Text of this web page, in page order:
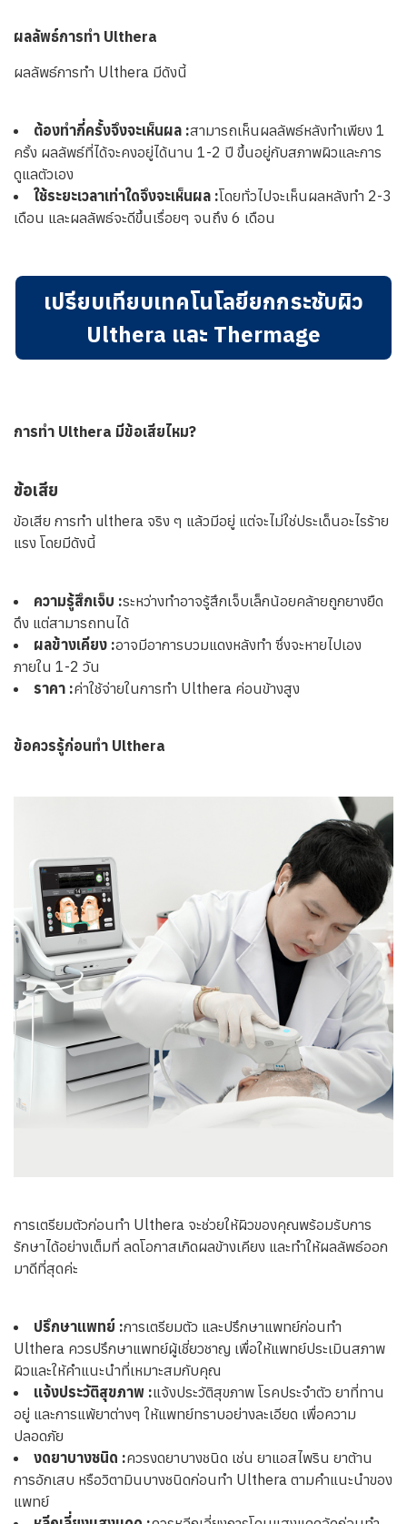
ผลลัพธ์การทำ Ulthera
ผลลัพธ์การทำ Ulthera มีดังนี้
ต้องทำกี่ครั้งจึงจะเห็นผล :สามารถเห็นผลลัพธ์หลังทำเพียง 1
ครั้ง ผลลัพธ์ที่ได้จะคงอยู่ได้นาน 1-2 ปี ขึ้นอยู่กับสภาพผิวและการ
ดูแลตัวเอง
ใช้ระยะเวลาเท่าใดจึงจะเห็นผล :โดยทั่วไปจะเห็นผลหลังทำ 2-3
เดือน และผลลัพธ์จะดีขึ้นเรื่อยๆ จนถึง 6 เดือน
เปรียบเทียบเทคโนโลยียกกระชับผิว
Ulthera และ Thermage
การทำ Ulthera มีข้อเสียไหม?
ข้อเสีย
ข้อเสีย การทำ ulthera จริง ๆ แล้วมีอยู่ แต่จะไม่ใช่ประเด็นอะไรร้าย
แรง โดยมีดังนี้
ความรู้สึกเจ็บ :ระหว่างทำอาจรู้สึกเจ็บเล็กน้อยคล้ายถูกยางยืด
ดึง แต่สามารถทนได้
ผลข้างเคียง :อาจมีอาการบวมแดงหลังทำ ซึ่งจะหายไปเอง
ภายใน 1-2 วัน
ราคา :ค่าใช้จ่ายในการทำ Ulthera ค่อนข้างสูง
ข้อควรรู้ก่อนทำ Ulthera
การเตรียมตัวก่อนทำ Ulthera จะช่วยให้ผิวของคุณพร้อมรับการ
รักษาได้อย่างเต็มที่ ลดโอกาสเกิดผลข้างเคียง และทำให้ผลลัพธ์ออก
มาดีที่สุดค่ะ
ปรึกษาแพทย์ :การเตรียมตัว และปรึกษาแพทย์ก่อนทำ
Ulthera ควรปรึกษาแพทย์ผู้เชี่ยวชาญ เพื่อให้แพทย์ประเมินสภาพ
ผิวและให้คำแนะนำที่เหมาะสมกับคุณ
แจ้งประวัติสุขภาพ :แจ้งประวัติสุขภาพ โรคประจำตัว ยาที่ทาน
อยู่ และการแพ้ยาต่างๆ ให้แพทย์ทราบอย่างละเอียด เพื่อความ
ปลอดภัย
งดยาบางชนิด :ควรงดยาบางชนิด เช่น ยาแอสไพริน ยาต้าน
การอักเสบ หรือวิตามินบางชนิดก่อนทำ Ulthera ตามคำแนะนำของ
แพทย์